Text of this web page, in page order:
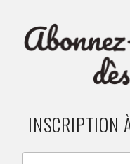
INSCRIPTION